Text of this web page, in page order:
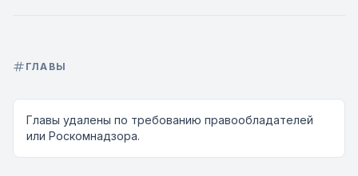
ГЛАВЫ
Главы удалены по требованию правообладателей
или Роскомнадзора.